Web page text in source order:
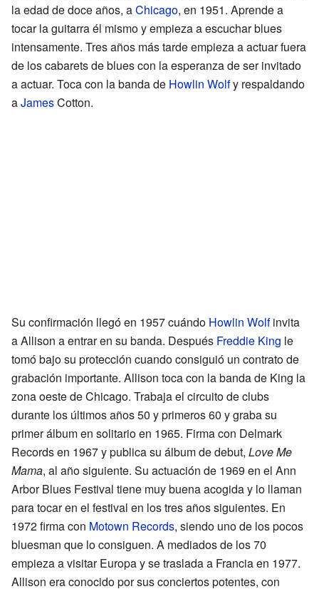
la edad de doce años, aChicago, en 1951. Aprende a
tocar la guitarra él mismo y empieza a escuchar blues
intensamente. Tres años más tarde empieza a actuar fuera
de los cabarets de blues con la esperanza de ser invitado
a actuar. Toca con la banda de Howlin Wolfy respaldando
aJamesCotton.
Su confirmación llegó en 1957 cuándo Howlin Wolfinvita
a Allison a entrar en su banda. Después Freddie King le
tomó bajo su protección cuando consiguió un contrato de
grabación importante. Allison toca con la banda de King la
zona oeste de Chicago. Trabaja el circuito de clubs
durante los últimos años 50 y primeros 60 y graba su
primer álbum en solitario en 1965. Firma con Delmark
Records en 1967 y publica su álbum de debut, Love Me
Mama, al año siguiente. Su actuación de 1969 en el Ann
Arbor Blues Festival tiene muy buena acogida y lo llaman
para tocar en el festival en los tres años siguientes. En
1972 firma con Motown Records, siendo uno de los pocos
bluesman que lo consiguen. A mediados de los 70
empieza a visitar Europa y se traslada a Francia en 1977.
Allison era conocido por sus conciertos potentes, con